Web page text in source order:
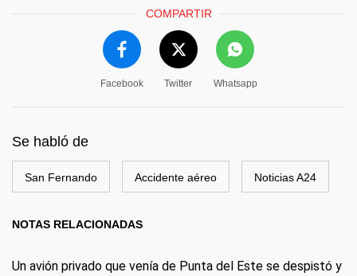
COMPARTIR
Facebook Twitter Whatsapp
Se habló de
San Fernando Accidente aéreo Noticias A24
NOTAS RELACIONADAS
Un avión privado que venía de Punta del Este se despistó y